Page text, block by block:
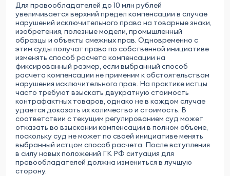
Для правообладателей до 10 млн рублей
увеличивается верхний предел компенсации в случае
нарушений исключительного права на товарные знаки,
изобретения, полезные модели, промышленный
образцы и объекты смежных прав. Одновременно с
этим суды получат право по собственной инициативе
изменять способ расчета компенсации на
фиксированный размер, если выбранный способ
расчета компенсации не применим к обстоятельствам
нарушения исключительного прав. На практике истцы
часто требуют взыскать двукратную стоимость
контрафактных товаров, однако не в каждом случае
удается доказать их количество и стоимость. В
соответствии с текущим регулированием суд может
отказать во взыскании компенсации в полном объеме,
поскольку суд не может по своей инициативе менять
выбранный истцом способ расчета. После вступления
в силу новых положений ГК РФ ситуация для
правообладателей должна измениться в лучшую
сторону.